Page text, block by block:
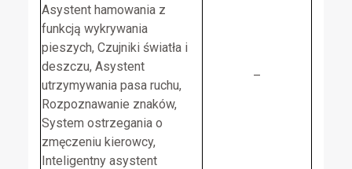
Asystent hamowania z
funkcją wykrywania
pieszych, Czujniki światła i
deszczu, Asystent
utrzymywania pasa ruchu,
Rozpoznawanie znaków,
System ostrzegania o
zmęczeniu kierowcy,
Inteligentny asystent
–